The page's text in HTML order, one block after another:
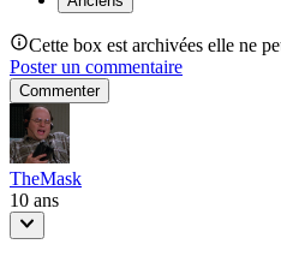
Cette box est archivées elle ne
Poster un commentaire
Commenter
TheMask
10 ans